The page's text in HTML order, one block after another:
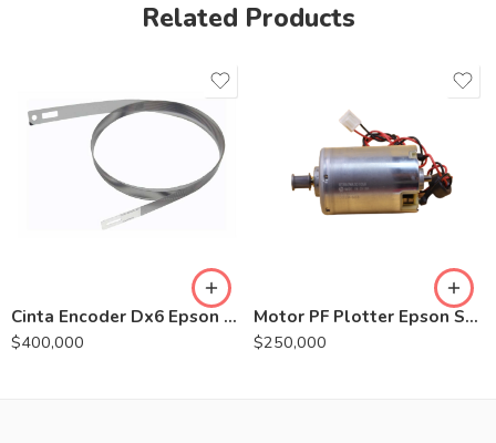
Related Products
Cinta Encoder Dx6 Epson SureColor F6070-F6200
$400,000
Motor PF Plotter Epson SureColor T3070-T3270
$250,000